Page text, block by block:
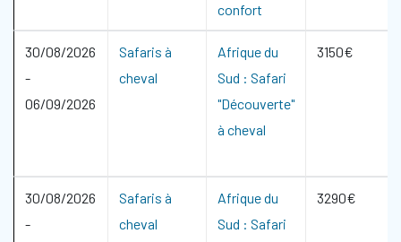
confort
30/08/2026
-
06/09/2026
Safaris à
cheval
Afrique du
Sud : Safari
"Découverte"
à cheval
3150€
30/08/2026
-
Safaris à
cheval
Afrique du
Sud : Safari
3290€